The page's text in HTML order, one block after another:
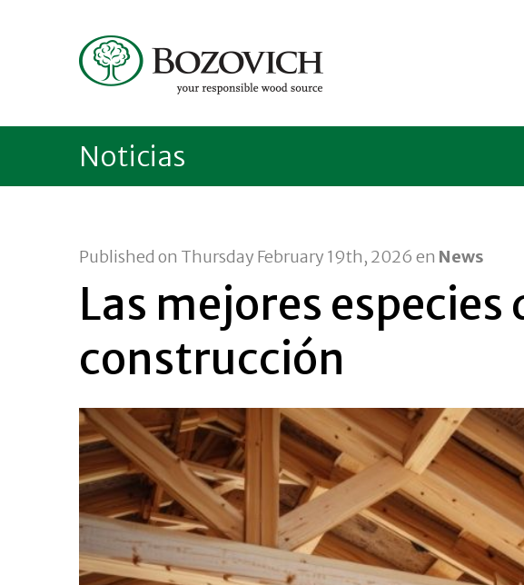
Noticias
Published on Thursday February 19th, 2026 en News
Las mejores especies
construcción